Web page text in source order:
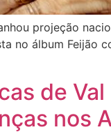
projeção
no álbum Feijão
de
nos